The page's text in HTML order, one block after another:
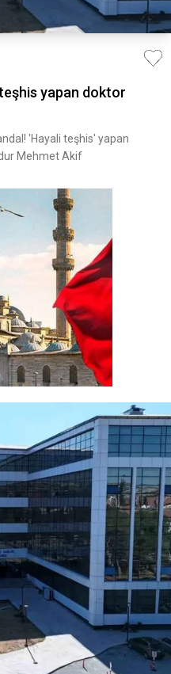
yapan doktor
'Hayali teşhis' yapan
Mehmet Akif